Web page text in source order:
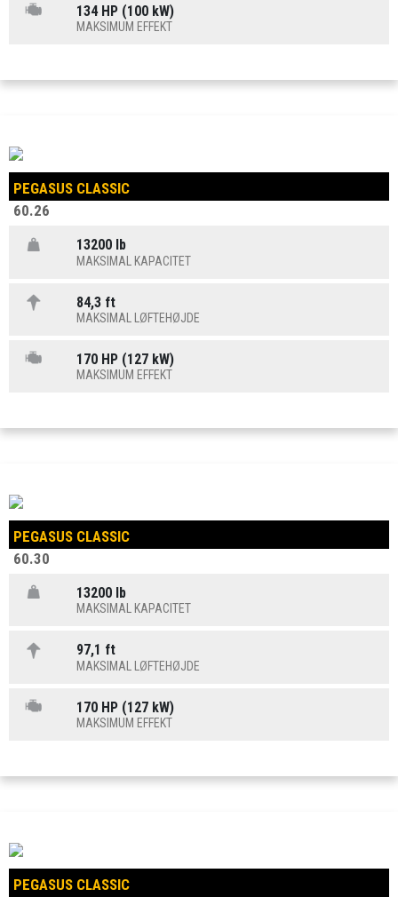
134 HP (100 kW)
MAKSIMUM EFFEKT
PEGASUS CLASSIC
60.26
13200 lb
MAKSIMAL KAPACITET
84,3 ft
MAKSIMAL LØFTEHØJDE
170 HP (127 kW)
MAKSIMUM EFFEKT
PEGASUS CLASSIC
60.30
13200 lb
MAKSIMAL KAPACITET
97,1 ft
MAKSIMAL LØFTEHØJDE
170 HP (127 kW)
MAKSIMUM EFFEKT
PEGASUS CLASSIC